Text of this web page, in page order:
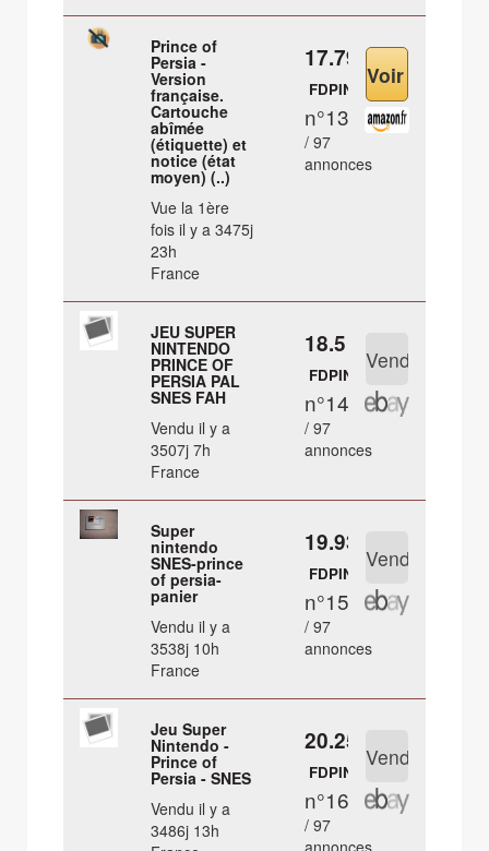
Prince of
Persia -
Version
française.
Cartouche
abîmée
(étiquette) et
notice (état
moyen) (..)
Vue la 1ère
fois il y a 3475j
23h
France
17.79 €
FDPIN
n°13
/ 97
annonces
JEU SUPER
NINTENDO
PRINCE OF
PERSIA PAL
SNES FAH
Vendu il y a
3507j 7h
France
18.5 €
FDPIN
n°14
/ 97
annonces
Super
nintendo
SNES-prince
of persia-
panier
Vendu il y a
3538j 10h
France
19.93 €
FDPIN
n°15
/ 97
annonces
Jeu Super
Nintendo -
Prince of
Persia - SNES
Vendu il y a
3486j 13h
20.25 €
FDPIN
n°16
/ 97